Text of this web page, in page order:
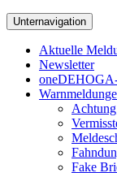
Unternavigation
Aktuelle
Newsletter
Fake